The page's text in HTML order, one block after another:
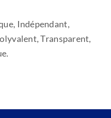
Indépendant,
Transparent,